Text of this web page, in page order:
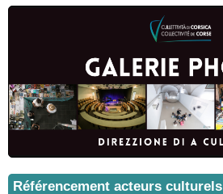
Référencement acteurs culturels